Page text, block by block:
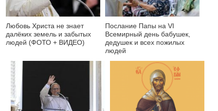
Любовь Христа не знает
далёких земель и забытых
людей (ФОТО + ВИДЕО)
Послание Папы на VI
Всемирный день бабушек,
дедушек и всех пожилых
людей